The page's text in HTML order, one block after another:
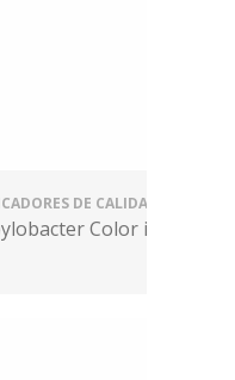
DE CALIDAD
Color